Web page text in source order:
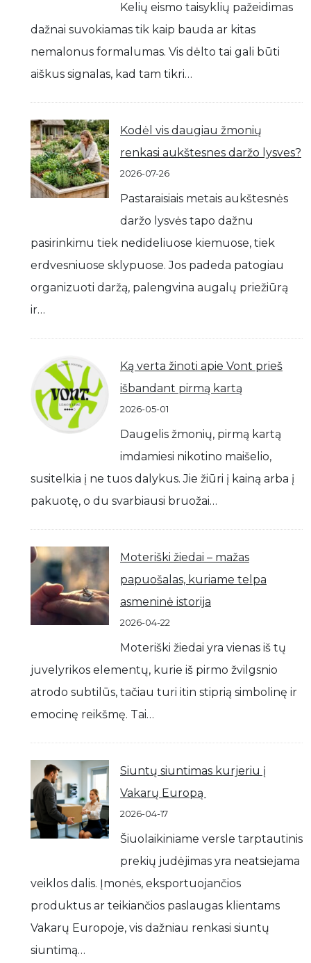
Kelių eismo taisyklių pažeidimas
dažnai suvokiamas tik kaip bauda ar kitas
nemalonus formalumas. Vis dėlto tai gali būti
aiškus signalas, kad tam tikri…
Kodėl vis daugiau žmonių
renkasi aukštesnes daržo lysves?
2026-07-26
Pastaraisiais metais aukštesnės
daržo lysvės tapo dažnu
pasirinkimu tiek nedideliuose kiemuose, tiek
erdvesniuose sklypuose. Jos padeda patogiau
organizuoti daržą, palengvina augalų priežiūrą
ir…
Ką verta žinoti apie Vont prieš
išbandant pirmą kartą
2026-05-01
Daugelis žmonių, pirmą kartą
imdamiesi nikotino maišelio,
susitelkia į ne tuos dalykus. Jie žiūri į kainą arba į
pakuotę, o du svarbiausi bruožai…
Moteriški žiedai – mažas
papuošalas, kuriame telpa
asmeninė istorija
2026-04-22
Moteriški žiedai yra vienas iš tų
juvelyrikos elementų, kurie iš pirmo žvilgsnio
atrodo subtilūs, tačiau turi itin stiprią simbolinę ir
emocinę reikšmę. Tai…
Siuntų siuntimas kurjeriu į
Vakarų Europą
2026-04-17
Šiuolaikiniame versle tarptautinis
prekių judėjimas yra neatsiejama
veiklos dalis. Įmonės, eksportuojančios
produktus ar teikiančios paslaugas klientams
Vakarų Europoje, vis dažniau renkasi siuntų
siuntimą…